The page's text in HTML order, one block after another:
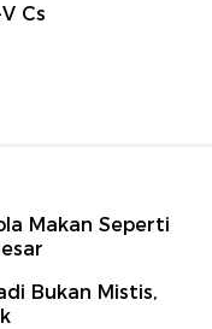
Cs
Makan Seperti
Bukan Mistis,